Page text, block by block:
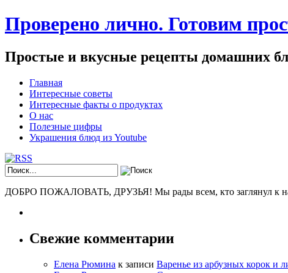
Проверено лично. Готовим
Простые и вкусные рецепты домашних
Главная
Интересные советы
Интересные факты о продуктах
О нас
Полезные цифры
Украшения блюд из Youtube
ДОБРО ПОЖАЛОВАТЬ, ДРУЗЬЯ! Мы рады всем, кто заглянул к нам
Свежие комментарии
Елена Рюмина к записи Варенье из арбузных корок и